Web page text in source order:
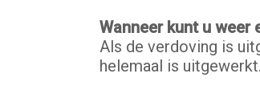
Wanneer kunt u weer
Als de verdoving is
helemaal is